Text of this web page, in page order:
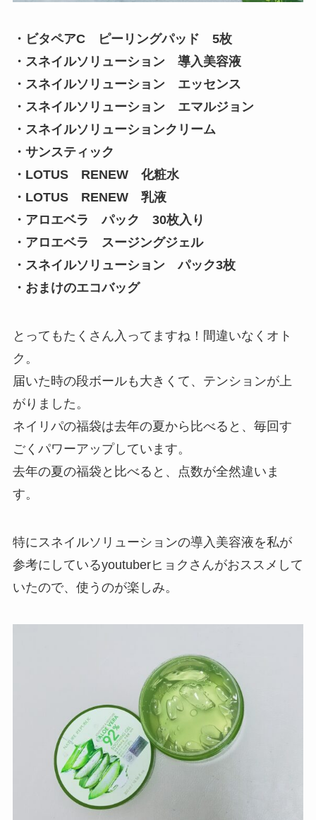
・ビタペアC ピーリングパッド 5枚
・スネイルソリューション 導入美容液
・スネイルソリューション エッセンス
・スネイルソリューション エマルジョン
・スネイルソリューションクリーム
・サンスティック
・LOTUS RENEW 化粧水
・LOTUS RENEW 乳液
・アロエベラ パック 30枚入り
・アロエベラ スージングジェル
・スネイルソリューション パック3枚
・おまけのエコバッグ
とってもたくさん入ってますね！間違いなくオト
ク。
届いた時の段ボールも大きくて、テンションが上
がりました。
ネイリパの福袋は去年の夏から比べると、毎回す
ごくパワーアップしています。
去年の夏の福袋と比べると、点数が全然違いま
す。
特にスネイルソリューションの導入美容液を私が
参考にしているyoutuberヒョクさんがおススメして
いたので、使うのが楽しみ。